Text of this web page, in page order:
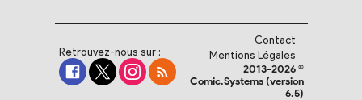
Retrouvez-nous sur :
Contact
Mentions Légales
2013-2026 ©
Comic.Systems (version
6.5)